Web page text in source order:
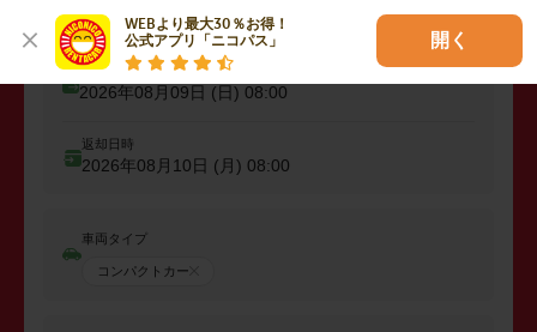
WEBより最大30％お得！
公式アプリ「ニコパス」
開く
出発日時
2026年08月09日 (日) 08:00
返却日時
2026年08月10日 (月) 08:00
車両タイプ
コンパクトカー